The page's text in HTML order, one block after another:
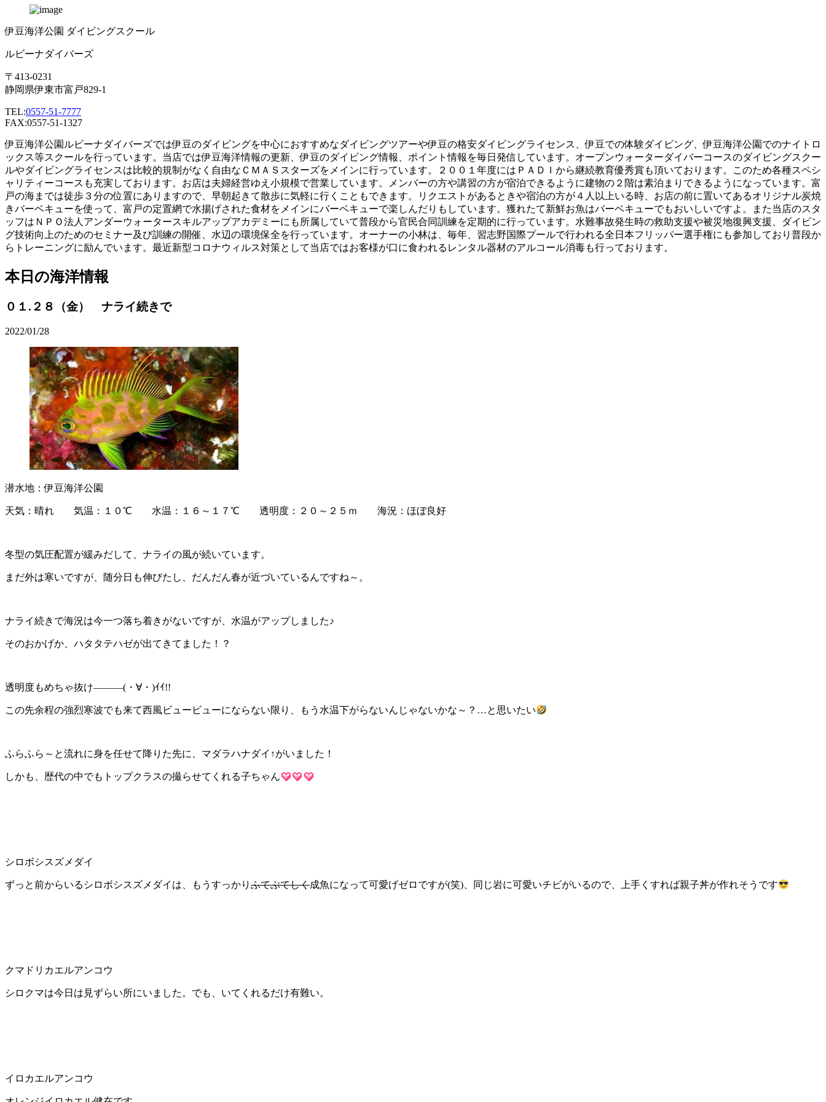
伊豆海洋公園 ダイビングスクール
ルビーナダイバーズ
〒413-0231
静岡県伊東市富戸829-1
TEL:0557-51-7777
FAX:0557-51-1327
伊豆海洋公園ルビーナダイバーズでは伊豆のダイビングを中心におすすめなダイビングツアーや伊豆の格安ダイビングライセンス、伊豆での体験ダイビング、伊豆海洋公園でのナイトロ
ックス等スクールを行っています。当店では伊豆海洋情報の更新、伊豆のダイビング情報、ポイント情報を毎日発信しています。オープンウォーターダイバーコースのダイビングスクー
ルやダイビングライセンスは比較的規制がなく自由なＣＭＡＳスターズをメインに行っています。２００１年度にはＰＡＤＩから継続教育優秀賞も頂いております。このため各種スペシ
ャリティーコースも充実しております。お店は夫婦経営ゆえ小規模で営業しています。メンバーの方や講習の方が宿泊できるように建物の２階は素泊まりできるようになっています。富
戸の海までは徒歩３分の位置にありますので、早朝起きて散歩に気軽に行くこともできます。リクエストがあるときや宿泊の方が４人以上いる時、お店の前に置いてあるオリジナル炭焼
きバーベキューを使って、富戸の定置網で水揚げされた食材をメインにバーベキューで楽しんだりもしています。獲れたて新鮮お魚はバーベキューでもおいしいですよ。また当店のスタ
ッフはＮＰＯ法人アンダーウォータースキルアップアカデミーにも所属していて普段から官民合同訓練を定期的に行っています。水難事故発生時の救助支援や被災地復興支援、ダイビン
グ技術向上のためのセミナー及び訓練の開催、水辺の環境保全を行っています。オーナーの小林は、毎年、習志野国際プールで行われる全日本フリッパー選手権にも参加しており普段か
らトレーニングに励んでいます。最近新型コロナウィルス対策として当店ではお客様が口に食われるレンタル器材のアルコール消毒も行っております。
本日の海洋情報
０１.２８（金） ナライ続きで
2022/01/28
潜水地：伊豆海洋公園
天気：晴れ 気温：１０℃ 水温：１６～１７℃ 透明度：２０～２５ｍ 海況：ほぼ良好
冬型の気圧配置が緩みだして、ナライの風が続いています。
まだ外は寒いですが、随分日も伸びたし、だんだん春が近づいているんですね～。
ナライ続きで海況は今一つ落ち着きがないですが、水温がアップしました♪
そのおかげか、ハタタテハゼが出てきてました！？
透明度もめちゃ抜け―――(・∀・)ｲｲ!!
この先余程の強烈寒波でも来て西風ビュービューにならない限り、もう水温下がらないんじゃないかな～？…と思いたい
ふらふら～と流れに身を任せて降りた先に、マダラハナダイ↑がいました！
しかも、歴代の中でもトップクラスの撮らせてくれる子ちゃん
シロボシスズメダイ
ずっと前からいるシロボシスズメダイは、もうすっかり ふてぶてしく成魚になって可愛げゼロですが(笑)、同じ岩に可愛いチビがいるので、上手くすれば親子丼が作れそうです
クマドリカエルアンコウ
シロクマは今日は見ずらい所にいました。でも、いてくれるだけ有難い。
イロカエルアンコウ